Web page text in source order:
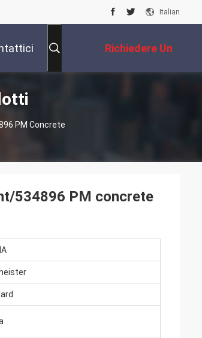
Italian
Richiedere Un
Preventivo
PM Concrete
534896 PM concrete